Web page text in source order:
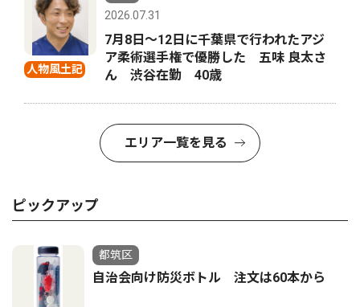
人物風土記
2026.07.31
7月8日〜12日に千葉県で行われたアジ
ア柔術選手権で優勝した 五味 良太さ
ん 渋谷在勤 40歳
エリア一覧を見る
ピックアップ
都筑区
自治会向け防災ボトル 注文は60本から